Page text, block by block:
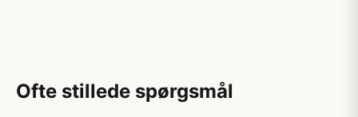
Ofte stillede spørgsmål